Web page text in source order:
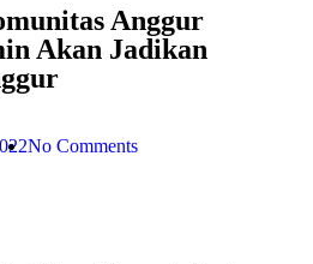
Anggur
Akan Jadikan
No Comments